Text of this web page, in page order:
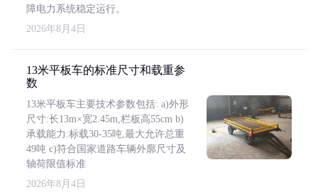
障电力系统稳定运行。
2026年8月4日
13米平板车的标准尺寸和载重参
数
13米平板车主要技术参数包括: a)外形
尺寸:长13m×宽2.45m,栏板高55cm b)
承载能力:标载30-35吨,最大允许总重
49吨 c)符合国家道路车辆外廓尺寸及
轴荷限值标准
2026年8月4日